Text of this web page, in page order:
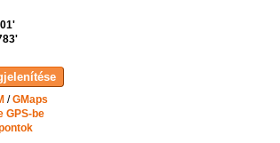
/GMaps
GPS-be